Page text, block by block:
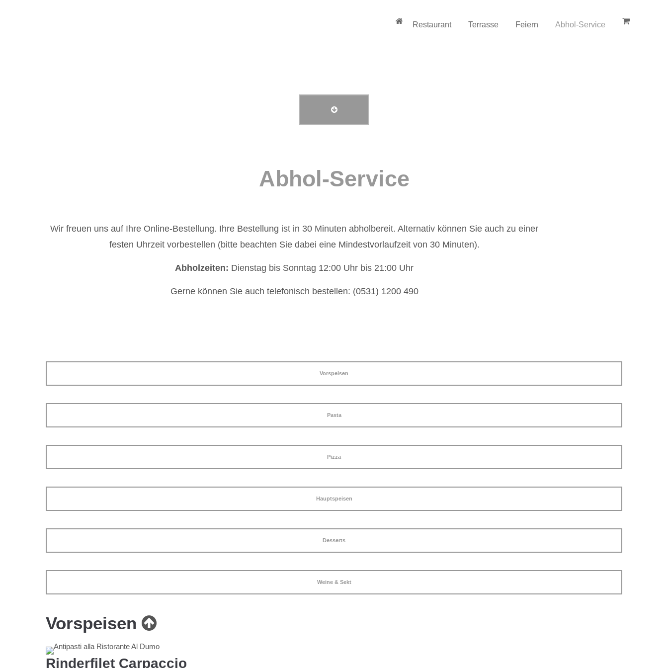
Restaurant Terrasse Feiern Abhol-Service
Abhol-Service
Wir freuen uns auf Ihre Online-Bestellung. Ihre Bestellung ist in 30 Minuten abholbereit. Alternativ können Sie auch zu einer
festen Uhrzeit vorbestellen (bitte beachten Sie dabei eine Mindestvorlaufzeit von 30 Minuten).
Abholzeiten: Dienstag bis Sonntag 12:00 Uhr bis 21:00 Uhr
Gerne können Sie auch telefonisch bestellen: (0531) 1200 490
Vorspeisen
Pasta
Pizza
Hauptspeisen
Desserts
Weine & Sekt
Vorspeisen
Rinderfilet Carpaccio